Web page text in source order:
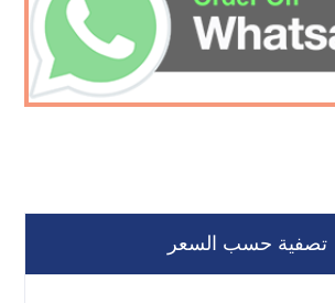
تصفية حسب السعر